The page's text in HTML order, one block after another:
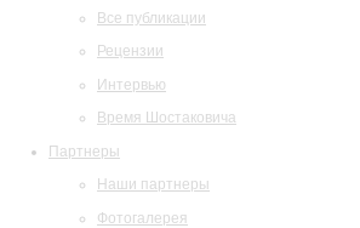
Все публикации
Рецензии
Интервью
Время Шостаковича
Партнеры
Наши партнеры
Фотогалерея